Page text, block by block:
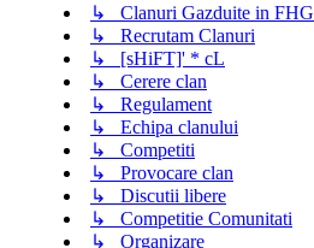
↳ Clanuri Gazduite in FHG
↳ Recrutam Clanuri
↳ [sHiFT]' * cL
↳ Cerere clan
↳ Regulament
↳ Echipa clanului
↳ Competiti
↳ Provocare clan
↳ Discutii libere
↳ Competitie Comunitati
↳ Organizare